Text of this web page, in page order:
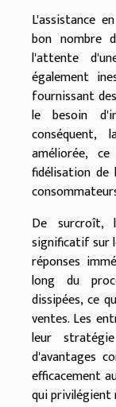
L'assistance
bon nombre
l'attente
également
fournissant
le besoin
améliorée,
fidélisation
De
significatif sur
réponses
long du
dissipées, ce
ventes. Les
leur
d'avantages
efficacement
qui